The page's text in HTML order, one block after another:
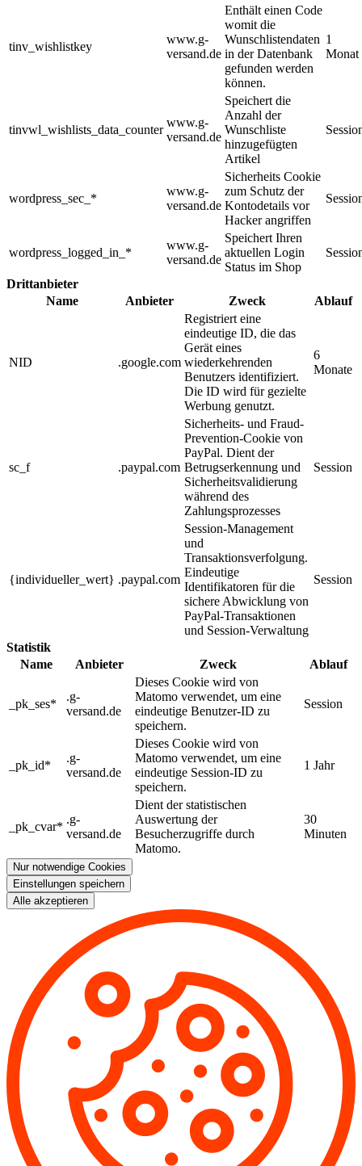
tinv_wishlistkey
www.g-
versand.de
Enthält einen Code
womit die
Wunschlistendaten
in der Datenbank
gefunden werden
können.
1
Monat
tinvwl_wishlists_data_counter
www.g-
versand.de
Speichert die
Anzahl der
Wunschliste
hinzugefügten
Artikel
wordpress_sec_*
www.g-
versand.de
Sicherheits Cookie
zum Schutz der
Kontodetails vor
Hacker angriffen
wordpress_logged_in_*
www.g-
versand.de
Speichert Ihren
aktuellen Login
Status im Shop
Drittanbieter
Name
Anbieter Zweck Ablauf
NID .google.com
Registriert eine
eindeutige ID, die das
Gerät eines
wiederkehrenden
Benutzers identifiziert.
Die ID wird für gezielte
Werbung genutzt.
6
Monate
sc_f .paypal.com
Sicherheits- und Fraud-
Prevention-Cookie von
PayPal. Dient der
Betrugserkennung und
Sicherheitsvalidierung
während des
Zahlungsprozesses
Session
{individueller_wert} .paypal.com
Session-Management
und
Transaktionsverfolgung.
Eindeutige
Identifikatoren für die
sichere Abwicklung von
PayPal-Transaktionen
und Session-Verwaltung
Session
Statistik
Name
Anbieter Zweck Ablauf
_pk_ses*
.g-
versand.de
Dieses Cookie wird von
Matomo verwendet, um eine
eindeutige Benutzer-ID zu
speichern.
Session
_pk_id*
.g-
versand.de
Dieses Cookie wird von
Matomo verwendet, um eine
eindeutige Session-ID zu
speichern.
1 Jahr
_pk_cvar*
.g-
versand.de
Dient der statistischen
Auswertung der
Besucherzugriffe durch
Matomo.
30
Minuten
Nur notwendige Cookies
Einstellungen speichern
Alle akzeptieren